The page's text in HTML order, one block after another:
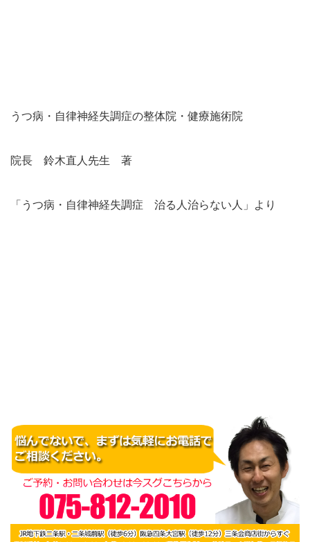
うつ病・自律神経失調症の整体院・健療施術院
院長 鈴木直人先生 著
「うつ病・自律神経失調症 治る人治らない人」より